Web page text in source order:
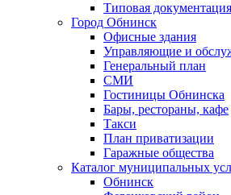
Типовая документация
Город Обнинск
Офисные здания
Управляющие и
Генеральный план
СМИ
Гостиницы Обнинска
Бары, рестораны, кафе
Такси
План приватизации
Гаражные общества
Каталог муниципальных
Обнинск